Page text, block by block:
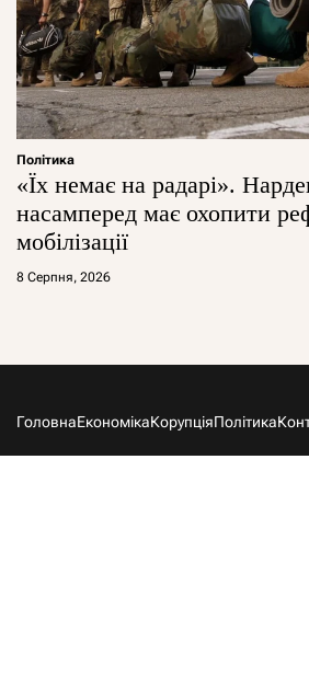
Політика
«Їх немає на радарі».
насамперед має охопити
мобілізації
8 Серпня, 2026
ГоловнаЕкономікаКорупціяПолітика